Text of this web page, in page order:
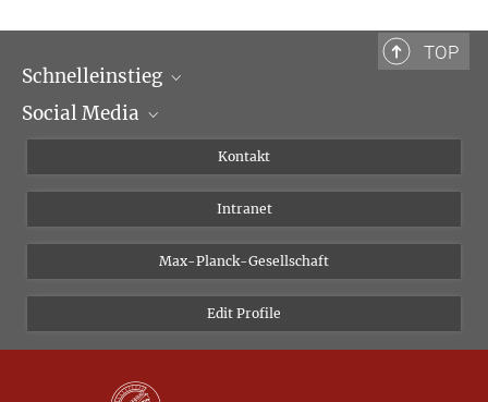
TOP
Schnelleinstieg
Wissenschaftliche Abteilungen
Social Media
Instagram
Bluesky
Vimeo
Newsletter
Kontakt
Intranet
Max-Planck-Gesellschaft
Edit Profile